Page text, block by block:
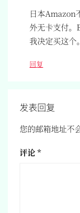
日本Amazon
外无卡支付。
我决定买这个。
回复
发表回复
您的邮箱地址不
评论*